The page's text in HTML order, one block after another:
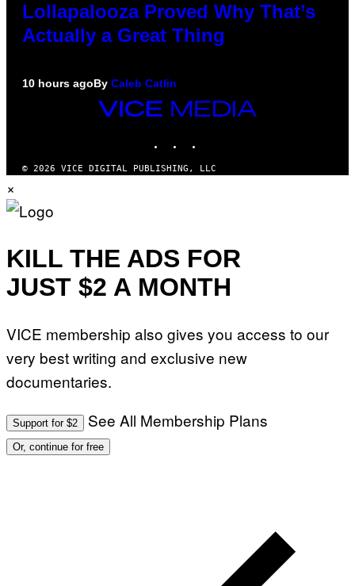
Lollapalooza Proved Why That’s
Actually a Great Thing
10 hours agoBy Caleb Catlin
VICE
© 2026 VICE DIGITAL PUBLISHING, LLC
×
KILL THE ADS FOR
JUST $2 A MONTH
VICE membership also gives you access to our
very best writing and exclusive new
documentaries.
Support for $2 See All Membership Plans
Or, continue for free